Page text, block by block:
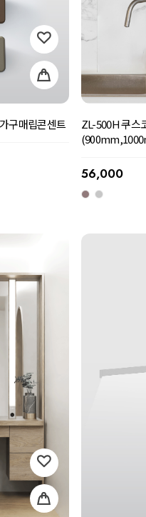
구매립콘센트
ZL-500H 쿠스
56,000